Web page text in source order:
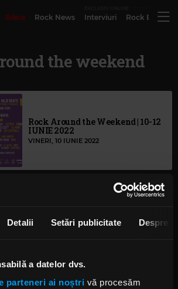
Detalii Setări publicitate Despre
a datelor dvs.
parteneri ai noștri vă procesăm
Bilete Rock News Interviuri Rock
the weekend
Rock Around the Weekend | 10-12
IUNIE 2022
VINERI, 10 IUNIE 2022
VINERI, 6 MAI 2022